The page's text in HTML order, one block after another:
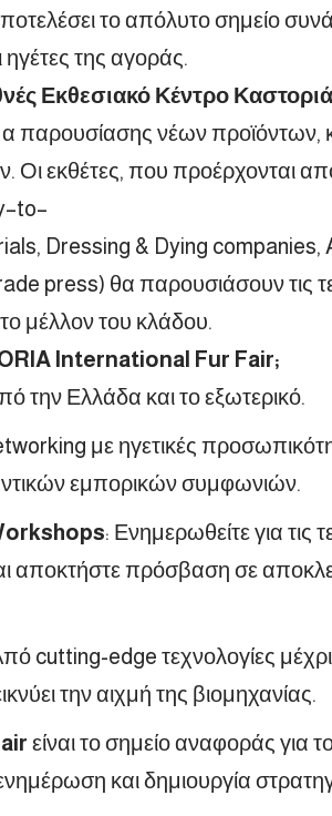
το απόλυτο σημείο
ηγέτες της αγοράς.
Εκθεσιακό Κέντρο
παρουσίασης νέων προϊόντων,
εκθέτες, που προέρχονται
–to–
, Dressing & Dying companies,
press) θα παρουσιάσουν τις
μέλλον του κλάδου.
International Fur Fair;
την Ελλάδα και το εξωτερικό.
με ηγετικές
εμπορικών συμφωνιών.
: Ενημερωθείτε για τις
αποκτήστε πρόσβαση σε
cutting-edge τεχνολογίες μέχρι
την αιχμή της βιομηχανίας.
είναι το σημείο αναφοράς για
και δημιουργία